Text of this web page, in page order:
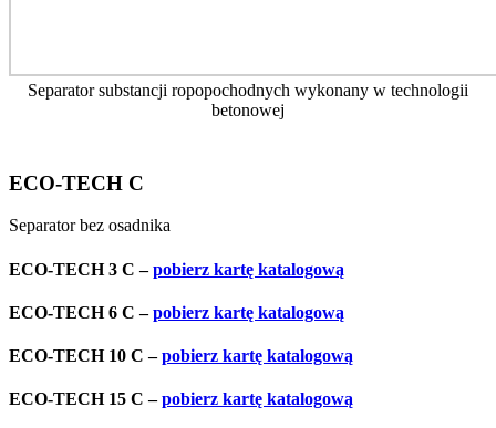
Separator substancji ropopochodnych wykonany w technologii
betonowej
ECO-TECH C
Separator bez osadnika
ECO-TECH 3 C –pobierz kartę katalogową
ECO-TECH 6 C –pobierz kartę katalogową
ECO-TECH 10 C –pobierz kartę katalogową
ECO-TECH 15 C –pobierz kartę katalogową